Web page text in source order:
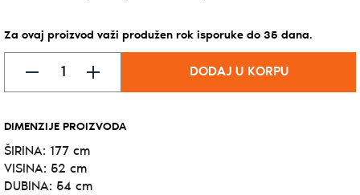
Za ovaj proizvod važi produžen rok isporuke do 35 dana.
DODAJ U KORPU
DIMENZIJE PROIZVODA
ŠIRINA: 177 cm
VISINA: 52 cm
DUBINA: 54 cm